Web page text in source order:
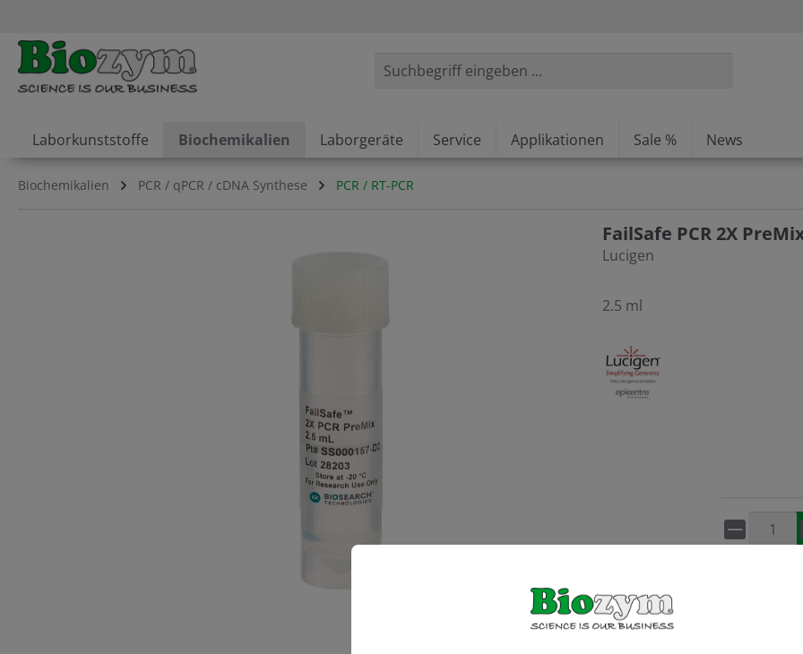
Laborkunststoffe Biochemikalien Laborgeräte Service Applikationen Sale % News
Biochemikalien PCR / qPCR / cDNA Synthese PCR / RT-PCR
FailSafe PCR 2X
Lucigen
2.5 ml
Artikel